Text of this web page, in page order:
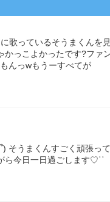
歌っているそうまくんを
っこよかったです?ファ
んっwもうーすべてが
そうまくんすごく頑張っ
ら今日一日過ごします♡ʾʾ